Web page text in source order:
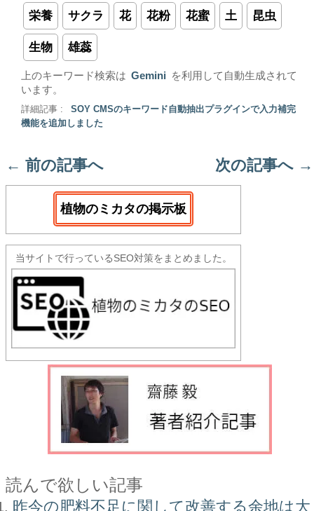
栄養 サクラ 花 花粉 花蜜 土 昆虫
生物 雄蕊
上のキーワード検索は Gemini
を利用して自動生成されて
います。
詳細記事 :
SOY CMSのキーワード自動抽出プラグインで入力補完
機能を追加しました
← 前の記事へ 次の記事へ →
植物のミカタの掲示板
当サイトで行っているSEO対策をまとめました。
読んで欲しい記事
昨今の肥料不足に関して改善する余地は大